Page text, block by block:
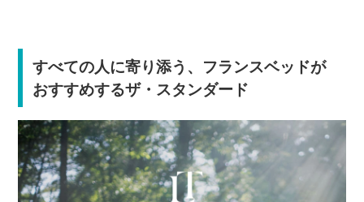
すべての人に寄り添う、フランスベッドが
おすすめするザ・スタンダード